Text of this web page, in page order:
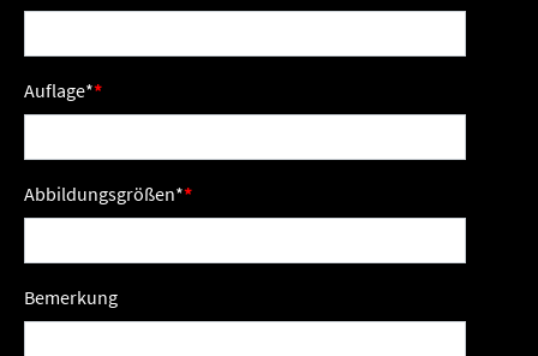
Auflage*
Abbildungsgrößen*
Bemerkung